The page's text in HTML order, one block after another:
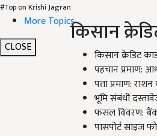
#Top on Krishi Jagran
More Topics
CLOSE
किसान
किसान क्रेडिट
पहचान प्रमाण:
पता प्रमाण:
भूमि संबंधी
फसल विवरण: बैंक
पासपोर्ट साइज